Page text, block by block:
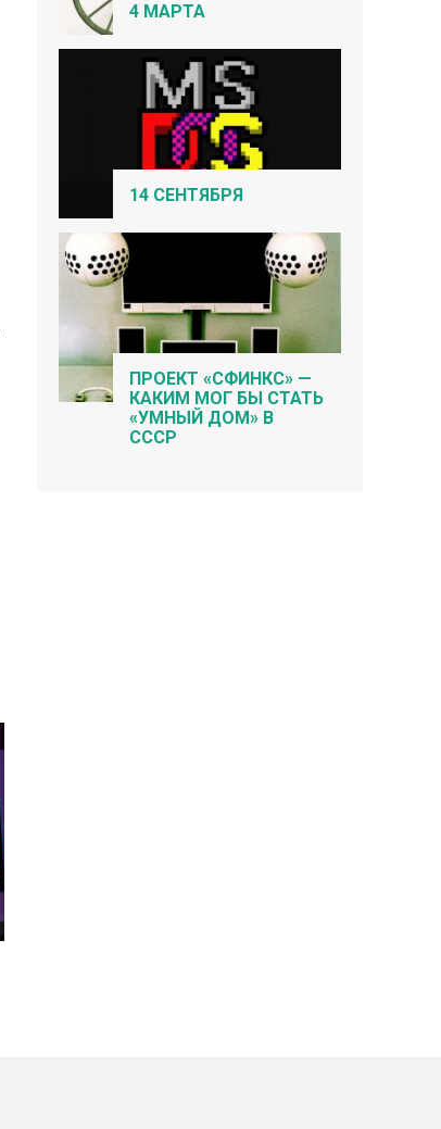
4 МАРТА
14 СЕНТЯБРЯ
ПРОЕКТ «СФИНКС» —
КАКИМ МОГ БЫ СТАТЬ
«УМНЫЙ ДОМ» В
СССР